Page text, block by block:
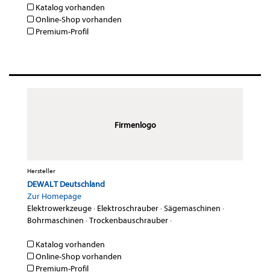
Katalog vorhanden
Online-Shop vorhanden
Premium-Profil
Firmenlogo
Hersteller
DEWALT Deutschland
Zur Homepage
Elektrowerkzeuge· Elektroschrauber·Sägemaschinen ·
Bohrmaschinen ·Trockenbauschrauber·
Katalog vorhanden
Online-Shop vorhanden
Premium-Profil